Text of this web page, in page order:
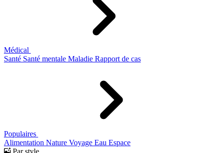
Médical
Santé Santé mentale Maladie Rapport de cas
Populaires
Alimentation Nature Voyage Eau Espace
Par style